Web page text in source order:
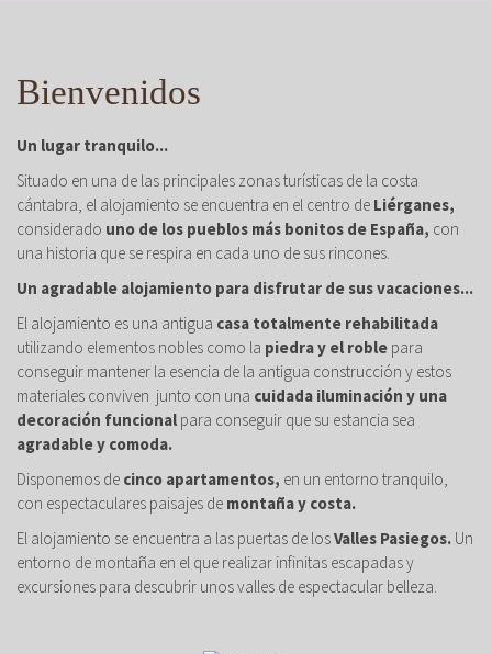
Bienvenidos
Un lugar tranquilo...
Situado en una de las principales zonas turísticas de la costa
cántabra, el alojamiento se encuentra en el centro de Liérganes,
considerado uno de los pueblos más bonitos de España, con
una historia que se respira en cada uno de sus rincones.
Un agradable alojamiento para disfrutar de sus vacaciones...
El alojamiento es una antigua casa totalmente rehabilitada
utilizando elementos nobles como la piedra y el roble para
conseguir mantener la esencia de la antigua construcción y estos
materiales conviven junto con una cuidada iluminación y una
decoración funcional para conseguir que su estancia sea
agradable y comoda.
Disponemos de cinco apartamentos, en un entorno tranquilo,
con espectaculares paisajes de montaña y costa.
El alojamiento se encuentra a las puertas de losValles Pasiegos. Un
entorno de montaña en el que realizar infinitas escapadas y
excursiones para descubrir unos valles de espectacular belleza.